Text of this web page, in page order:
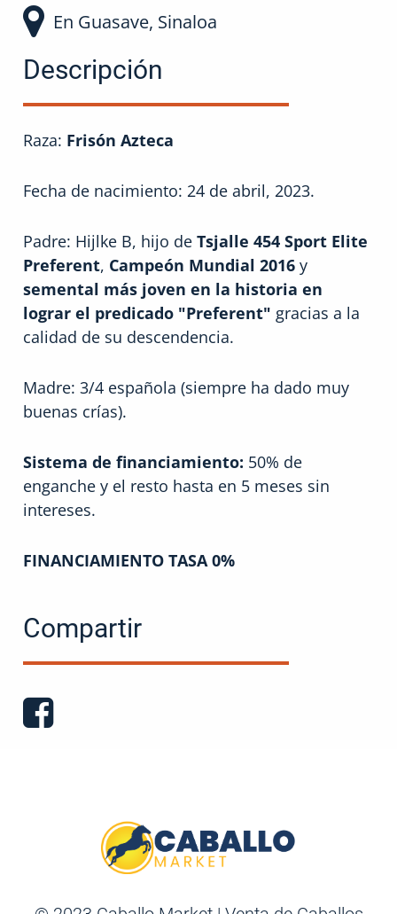
En Guasave, Sinaloa
Descripción
Raza: Frisón Azteca
Fecha de nacimiento: 24 de abril, 2023.
Padre: Hijlke B, hijo deTsjalle 454 Sport Elite
Preferent, Campeón Mundial 2016 y
semental más joven en la historia en
lograr el predicado "Preferent" gracias a la
calidad de su descendencia.
Madre: 3/4 española (siempre ha dado muy
buenas crías).
Sistema de financiamiento: 50% de
enganche y el resto hasta en 5 meses sin
intereses.
FINANCIAMIENTO TASA 0%
Compartir